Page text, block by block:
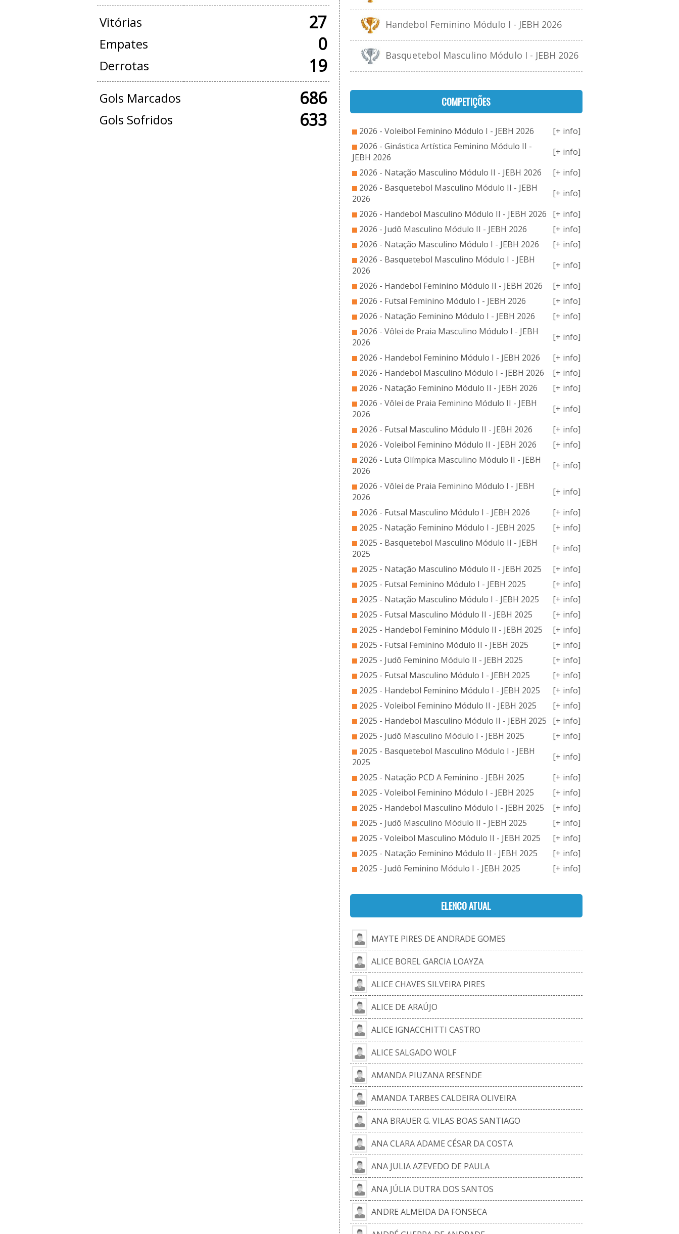
Vitórias 27
Empates 0
Derrotas 19
Gols Marcados 686
Gols Sofridos 633
Handebol Feminino Módulo I - JEBH 2026
Basquetebol Masculino Módulo I - JEBH 2026
COMPETIÇÕES
2026 - Voleibol Feminino Módulo I - JEBH 2026
[+ info]
2026 - Ginástica Artística Feminino Módulo II -
JEBH 2026
[+ info]
2026 - Natação Masculino Módulo II - JEBH 2026
[+ info]
2026 - Basquetebol Masculino Módulo II - JEBH
2026
[+ info]
2026 - Handebol Masculino Módulo II - JEBH 2026
[+ info]
2026 - Judô Masculino Módulo II - JEBH 2026
[+ info]
2026 - Natação Masculino Módulo I - JEBH 2026
[+ info]
2026 - Basquetebol Masculino Módulo I - JEBH
2026
[+ info]
2026 - Handebol Feminino Módulo II - JEBH 2026
[+ info]
2026 - Futsal Feminino Módulo I - JEBH 2026
[+ info]
2026 - Natação Feminino Módulo I - JEBH 2026
[+ info]
2026 - Vôlei de Praia Masculino Módulo I - JEBH
2026
[+ info]
2026 - Handebol Feminino Módulo I - JEBH 2026
[+ info]
2026 - Handebol Masculino Módulo I - JEBH 2026
[+ info]
2026 - Natação Feminino Módulo II - JEBH 2026
[+ info]
2026 - Vôlei de Praia Feminino Módulo II - JEBH
2026
[+ info]
2026 - Futsal Masculino Módulo II - JEBH 2026
[+ info]
2026 - Voleibol Feminino Módulo II - JEBH 2026
[+ info]
2026 - Luta Olímpica Masculino Módulo II - JEBH
2026
[+ info]
2026 - Vôlei de Praia Feminino Módulo I - JEBH
2026
[+ info]
2026 - Futsal Masculino Módulo I - JEBH 2026
[+ info]
2025 - Natação Feminino Módulo I - JEBH 2025
[+ info]
2025 - Basquetebol Masculino Módulo II - JEBH
2025
[+ info]
2025 - Natação Masculino Módulo II - JEBH 2025
[+ info]
2025 - Futsal Feminino Módulo I - JEBH 2025
[+ info]
2025 - Natação Masculino Módulo I - JEBH 2025
[+ info]
2025 - Futsal Masculino Módulo II - JEBH 2025
[+ info]
2025 - Handebol Feminino Módulo II - JEBH 2025
[+ info]
2025 - Futsal Feminino Módulo II - JEBH 2025
[+ info]
2025 - Judô Feminino Módulo II - JEBH 2025
[+ info]
2025 - Futsal Masculino Módulo I - JEBH 2025
[+ info]
2025 - Handebol Feminino Módulo I - JEBH 2025
[+ info]
2025 - Voleibol Feminino Módulo II - JEBH 2025
[+ info]
2025 - Handebol Masculino Módulo II - JEBH 2025
[+ info]
2025 - Judô Masculino Módulo I - JEBH 2025
[+ info]
2025 - Basquetebol Masculino Módulo I - JEBH
2025
[+ info]
2025 - Natação PCD A Feminino - JEBH 2025
[+ info]
2025 - Voleibol Feminino Módulo I - JEBH 2025
[+ info]
2025 - Handebol Masculino Módulo I - JEBH 2025
[+ info]
2025 - Judô Masculino Módulo II - JEBH 2025
[+ info]
2025 - Voleibol Masculino Módulo II - JEBH 2025
[+ info]
2025 - Natação Feminino Módulo II - JEBH 2025
[+ info]
2025 - Judô Feminino Módulo I - JEBH 2025
[+ info]
ELENCO ATUAL
MAYTE PIRES DE ANDRADE GOMES
ALICE BOREL GARCIA LOAYZA
ALICE CHAVES SILVEIRA PIRES
ALICE DE ARAÚJO
ALICE IGNACCHITTI CASTRO
ALICE SALGADO WOLF
AMANDA PIUZANA RESENDE
AMANDA TARBES CALDEIRA OLIVEIRA
ANA BRAUER G. VILAS BOAS SANTIAGO
ANA CLARA ADAME CÉSAR DA COSTA
ANA JULIA AZEVEDO DE PAULA
ANA JÚLIA DUTRA DOS SANTOS
ANDRE ALMEIDA DA FONSECA